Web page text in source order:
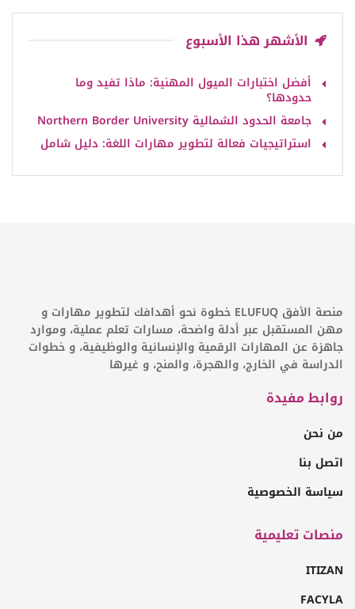
الأشهر هذا الأسبوع
أفضل اختبارات الميول المهنية: ماذا تفيد وما
حدودها؟
جامعة الحدود الشمالية Northern Border University
استراتيجيات فعالة لتطوير مهارات اللغة: دليل شامل
منصة الأفق ELUFUQ خطوة نحو أهدافك لتطوير مهارات و
مهن المستقبل عبر أدلة واضحة، مسارات تعلم عملية، وموارد
جاهزة عن المهارات الرقمية والإنسانية والوظيفية، و خطوات
الدراسة في الخارج، والهجرة، والمنح، و غيرها
روابط مفيدة
من نحن
اتصل بنا
سياسة الخصوصية
منصات تعليمية
ITIZAN
FACYLA